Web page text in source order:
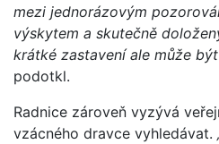
mezi jednorázovým
výskytem a skutečně
krátké zastavení ale může
podotkl.
Radnice zároveň vyzývá
vzácného dravce vyhledávat.